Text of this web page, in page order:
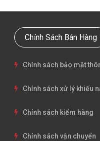
Chính Sách Bán Hàng
Chính sách bảo mật
Chính sách xử lý khiếu
Chính sách kiểm hàng
Chính sách vận chuyển